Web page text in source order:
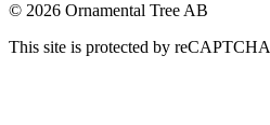
© 2026 Ornamental Tree AB
This site is protected by reCAPTCHA